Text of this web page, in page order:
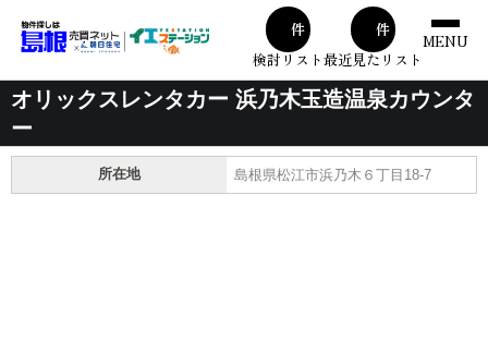
00件
検討リスト
00件
最近見たリスト
MENU
オリックスレンタカー 浜乃木玉造温泉カウンタ
ー
所在地 島根県松江市浜乃木６丁目18-7